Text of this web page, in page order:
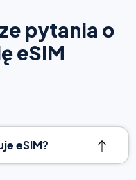
pytania o
eSIM
eSIM?